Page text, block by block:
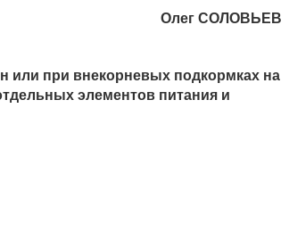
Олег СОЛОВЬЕВ
или при внекорневых подкормках на
элементов питания и